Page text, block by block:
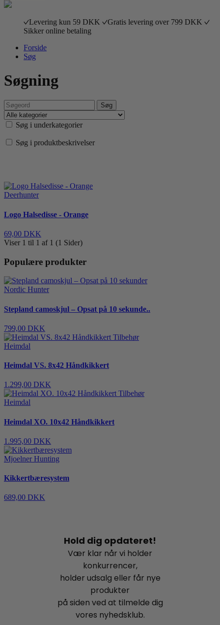
Levering kun 59 DKK
Gratis levering over 799 DKK
Sikker online betaling
Forside
Søg
Søgning
Søg i underkategorier
Søg i produktbeskrivelser
Deerhunter
Logo Halsedisse - Orange
69,00 DKK
Viser 1 til 1 af 1 (1 Sider)
Populære produkter
Nordic Hunter
Stepland camoskjul – Opsat på 10 sekunde..
799,00 DKK
Heimdal
Heimdal VS. 8x42 Håndkikkert
1.299,00 DKK
Heimdal
Heimdal XO. 10x42 Håndkikkert
1.995,00 DKK
Mjoelner Hunting
Kikkertbæresystem
689,00 DKK
Hold dig opdateret!
Vær klar når vi holder
konkurrencer,
holder udsalg eller får nye
produkter
på siden ved at tilmelde dig
vores nyhedsklub.